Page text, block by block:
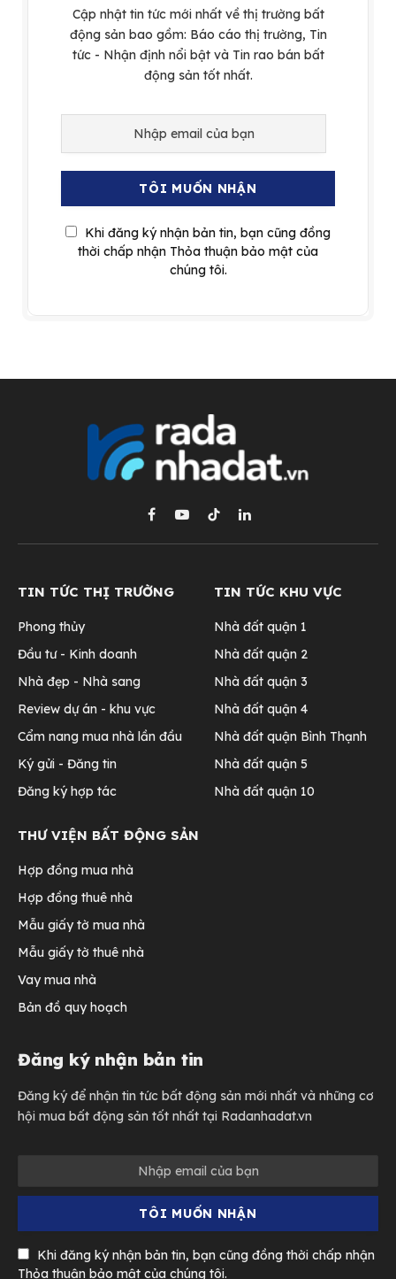
Cập nhật tin tức mới nhất về thị trường bất
động sản bao gồm: Báo cáo thị trường, Tin
tức - Nhận định nổi bật và Tin rao bán bất
động sản tốt nhất.
Khi đăng ký nhận bản tin, bạn cũng đồng
thời chấp nhận Thỏa thuận bảo mật của
chúng tôi.
Facebook
YouTubeTikTokLinkedIn
TIN TỨC THỊ TRƯỜNG
Phong thủy
Đầu tư - Kinh doanh
Nhà đẹp - Nhà sang
Review dự án - khu vực
Cẩm nang mua nhà lần đầu
Ký gửi - Đăng tin
Đăng ký hợp tác
TIN TỨC KHU VỰC
Nhà đất quận 1
Nhà đất quận 2
Nhà đất quận 3
Nhà đất quận 4
Nhà đất quận Bình Thạnh
Nhà đất quận 5
Nhà đất quận 10
THƯ VIỆN BẤT ĐỘNG SẢN
Hợp đồng mua nhà
Hợp đồng thuê nhà
Mẫu giấy tờ mua nhà
Mẫu giấy tờ thuê nhà
Vay mua nhà
Bản đồ quy hoạch
Đăng ký nhận bản tin
Đăng ký để nhận tin tức bất động sản mới nhất và những cơ
hội mua bất động sản tốt nhất tại Radanhadat.vn
Khi đăng ký nhận bản tin, bạn cũng đồng thời chấp nhận
Thỏa thuận bảo mật của chúng tôi.